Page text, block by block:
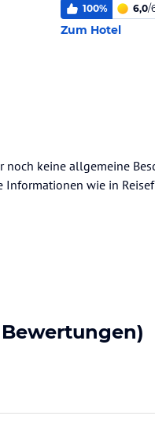
100% 6,0/
Zum Hotel
keine allgemeine
wie in
Bewertungen)